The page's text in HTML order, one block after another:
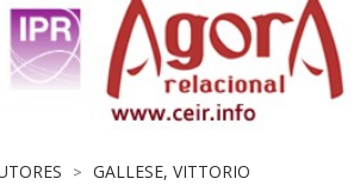
> GALLESE, VITTORIO